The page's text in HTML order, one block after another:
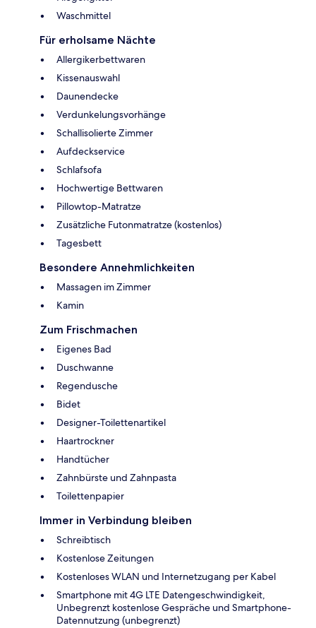
Waschmittel
Für erholsame Nächte
Allergikerbettwaren
Kissenauswahl
Daunendecke
Verdunkelungsvorhänge
Schallisolierte Zimmer
Aufdeckservice
Schlafsofa
Hochwertige Bettwaren
Pillowtop-Matratze
Zusätzliche Futonmatratze (kostenlos)
Tagesbett
Besondere Annehmlichkeiten
Massagen im Zimmer
Kamin
Zum Frischmachen
Eigenes Bad
Duschwanne
Regendusche
Bidet
Designer-Toilettenartikel
Haartrockner
Handtücher
Zahnbürste und Zahnpasta
Toilettenpapier
Immer in Verbindung bleiben
Schreibtisch
Kostenlose Zeitungen
Kostenloses WLAN und Internetzugang per Kabel
Smartphone mit 4G LTE Datengeschwindigkeit,
Unbegrenzt kostenlose Gespräche und Smartphone-
Datennutzung (unbegrenzt)